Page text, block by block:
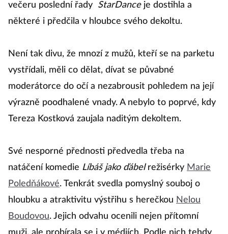
večeru poslední řady
StarDanceje dostihla a
některé i předčila v hloubce svého dekoltu.
Není tak divu, že mnozí z mužů, kteří se na parketu
vystřídali, měli co dělat, dívat se půvabné
moderátorce do očí a nezabrousit pohledem na její
výrazně poodhalené vnady. A nebylo to poprvé, kdy
Tereza Kostková zaujala naditým dekoltem.
Své nesporné přednosti předvedla třeba na
natáčení komedie Líbáš jako ďábelrežisérky Marie
Poledňákové. Tenkrát svedla pomyslný souboj o
hloubku a atraktivitu výstřihu s herečkou Nelou
Boudovou. Jejich odvahu ocenili nejen přítomní